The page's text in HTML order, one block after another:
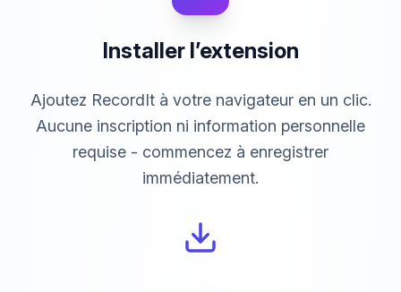
Installer l’extension
Ajoutez RecordIt à votre navigateur en un clic.
Aucune inscription ni information personnelle
requise - commencez à enregistrer
immédiatement.